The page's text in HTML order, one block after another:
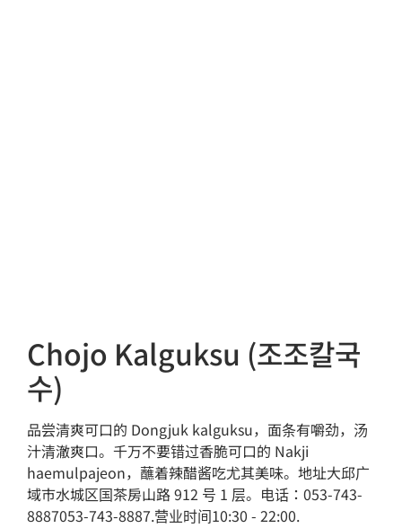
Chojo Kalguksu (조조칼국
수)
品尝清爽可口的 Dongjuk kalguksu，面条有嚼劲，汤
汁清澈爽口。千万不要错过香脆可口的 Nakji
haemulpajeon，蘸着辣醋酱吃尤其美味。地址大邱广
域市水城区国茶房山路 912 号 1 层。电话：053-743-
8887053-743-8887.营业时间10:30 - 22:00.